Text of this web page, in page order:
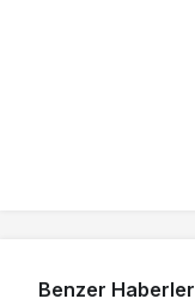
Benzer Haberler